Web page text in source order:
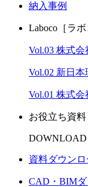
納入事例
Laboco［ラボ
Vol.03 株式
Vol.02 新日
Vol.01 株式
お役立ち資料
DOWNLOAD
資料ダウンロ
CAD・BIM